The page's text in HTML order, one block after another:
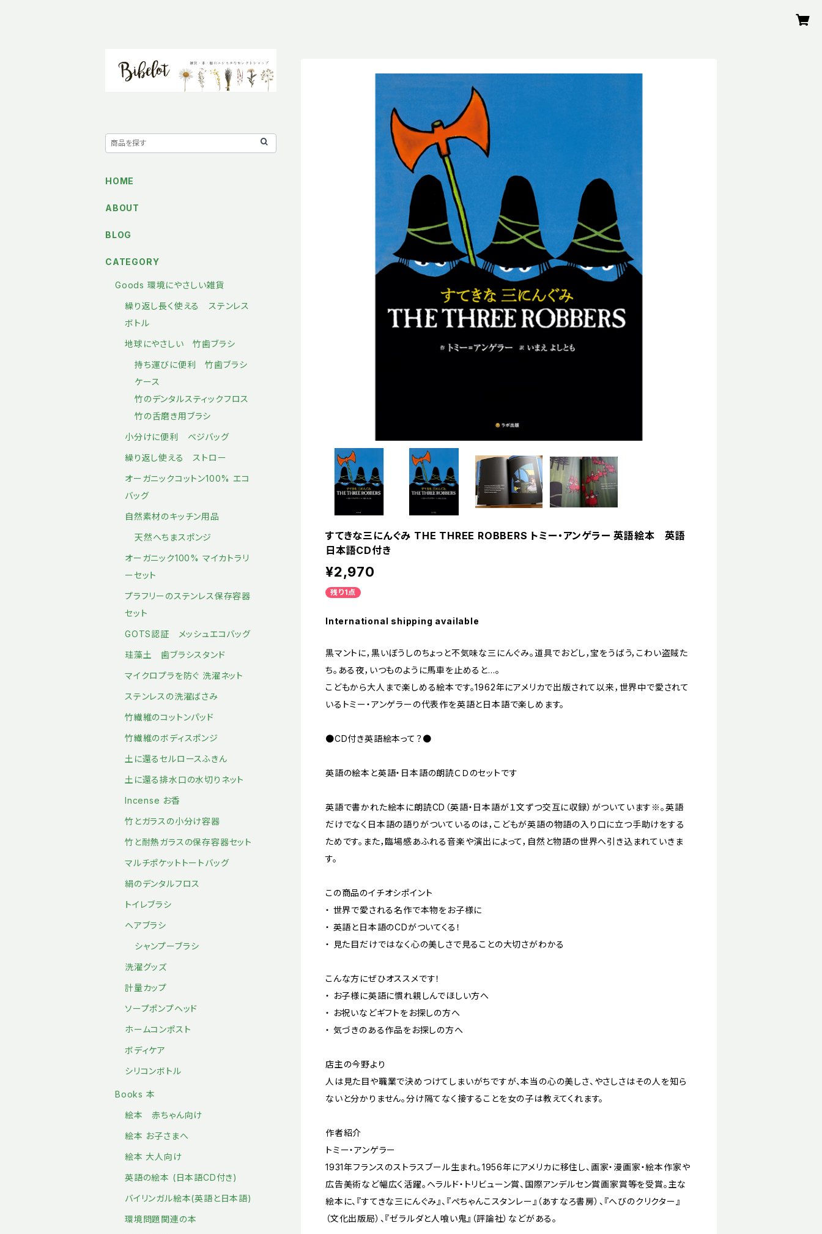
すてきな三にんぐみ THE THREE ROBBERS トミー・アンゲラー 英語絵本 英語
日本語CD付き
¥2,970
残り1点
International shipping available
黒マントに，黒いぼうしのちょっと不気味な三にんぐみ。道具でおどし，宝をうばう，こわい盗賊た
ち。ある夜，いつものように馬車を止めると…。
こどもから大人まで楽しめる絵本です。1962年にアメリカで出版されて以来，世界中で愛されて
いるトミー・アンゲラーの代表作を英語と日本語で楽しめます。
●CD付き英語絵本って？●
英語の絵本と英語・日本語の朗読ＣＤのセットです
英語で書かれた絵本に朗読CD（英語・日本語が１文ずつ交互に収録）がついています※。英語
だけでなく日本語の語りがついているのは，こどもが英語の物語の入り口に立つ手助けをする
ためです。また，臨場感あふれる音楽や演出によって，自然と物語の世界へ引き込まれていきま
す。
この商品のイチオシポイント
・ 世界で愛される名作で本物をお子様に
・ 英語と日本語のCDがついてくる！
・ 見た目だけではなく心の美しさで見ることの大切さがわかる
こんな方にぜひオススメです！
・ お子様に英語に慣れ親しんでほしい方へ
・ お祝いなどギフトをお探しの方へ
・ 気づきのある作品をお探しの方へ
店主の今野より
人は見た目や職業で決めつけてしまいがちですが、本当の心の美しさ、やさしさはその人を知ら
ないと分かりません。分け隔てなく接することを女の子は教えてくれます。
作者紹介
トミー・アンゲラー
1931年フランスのストラスブール生まれ。1956年にアメリカに移住し、画家・漫画家・絵本作家や
広告美術など幅広く活躍。ヘラルド・トリビューン賞、国際アンデルセン賞画家賞等を受賞。主な
絵本に、『すてきな三にんぐみ』、『ぺちゃんこスタンレー』（あすなろ書房）、『へびのクリクター』
（文化出版局）、『ゼラルダと人喰い鬼』（評論社）などがある。
HOME
ABOUT
BLOG
CATEGORY
Goods 環境にやさしい雑貨
繰り返し長く使える ステンレス
ボトル
地球にやさしい 竹歯ブラシ
持ち運びに便利 竹歯ブラシ
ケース
竹のデンタルスティックフロス
竹の舌磨き用ブラシ
小分けに便利 ベジバッグ
繰り返し使える ストロー
オーガニックコットン100% エコ
バッグ
自然素材のキッチン用品
天然へちまスポンジ
オーガニック100% マイカトラリ
ーセット
プラフリーのステンレス保存容器
セット
GOTS認証 メッシュエコバッグ
珪藻土 歯ブラシスタンド
マイクロプラを防ぐ 洗濯ネット
ステンレスの洗濯ばさみ
竹繊維のコットンパッド
竹繊維のボディスポンジ
土に還るセルロースふきん
土に還る排水口の水切りネット
Incense お香
竹とガラスの小分け容器
竹と耐熱ガラスの保存容器セット
マルチポケットトートバッグ
絹のデンタルフロス
トイレブラシ
ヘアブラシ
シャンプーブラシ
洗濯グッズ
計量カップ
ソープポンプヘッド
ホームコンポスト
ボディケア
シリコンボトル
Books 本
絵本 赤ちゃん向け
絵本 お子さまへ
絵本 大人向け
英語の絵本 (日本語CD付き)
バイリンガル絵本(英語と日本語)
環境問題関連の本